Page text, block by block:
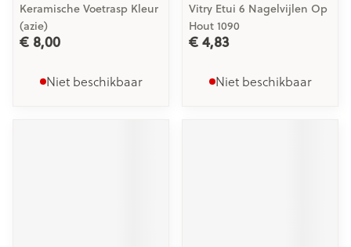
Keramische Voetrasp Kleur
(azie)
€ 8,00
Niet beschikbaar
Vitry Etui 6 Nagelvijlen Op
Hout 1090
€ 4,83
Niet beschikbaar